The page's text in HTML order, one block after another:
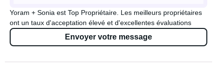
Yoram + Sonia est Top Propriétaire. Les meilleurs propriétaires
ont un taux d'acceptation élevé et d'excellentes évaluations
Envoyer votre message